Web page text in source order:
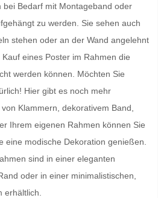
Bedarf mit Montageband oder
zu werden. Sie sehen auch
stehen oder an der Wand angelehnt
Kauf eines Poster im Rahmen die
werden können. Möchten Sie
Hier gibt es noch mehr
Klammern, dekorativem Band,
Ihrem eigenen Rahmen können Sie
eine modische Dekoration genießen.
sind in einer eleganten
oder in einer minimalistischen,
erhältlich.